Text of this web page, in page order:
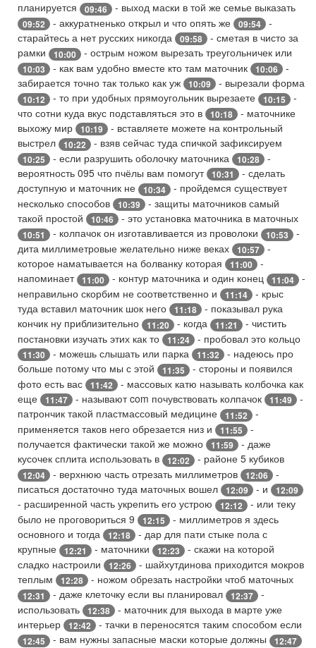
планируется
09:46 - выход маски в той же семье выказать
09:52 - аккуратненько открыл и что опять же 09:54
-
старайтесь а нет русских никогда
09:58
- сметая в чисто за
рамки
10:00 - острым ножом вырезать треугольничек или
10:03 - как вам удобно вместе кто там маточник 10:06
-
забирается точно так только как уж
10:09 - вырезали форма
10:12 - то при удобных прямоугольник вырезаете 10:15
-
что сотни куда вкус подставляться это в
10:18
- маточнике
выхожу мир
10:19
- вставляете можете на контрольный
выстрел
10:22 - взяв сейчас туда спичкой зафиксируем
10:25 - если разрушить оболочку маточника 10:28
-
вероятность 095 что пчёлы вам помогут 10:31
- сделать
доступную и маточник не
10:34
- пройдемся существует
несколько способов
10:39
- защиты маточников самый
такой простой
10:46 - это установка маточника в маточных
10:51 - колпачок он изготавливается из проволоки 10:53
-
дита миллиметровые желательно ниже веках
10:57
-
которое наматывается на болванку которая
11:00
-
напоминает 11:00 - контур маточника и один конец 11:04
-
неправильно скорбим не соответственно и
11:14
- крыс
туда вставил маточник шок него
11:18
- показывал рука
кончик ну приблизительно
11:20 - когда 11:21
- чистить
постановки изучать этих как то
11:24 - пробовал это кольцо
11:30 - можешь слышать или парка 11:32
- надеюсь про
больше потому что мы с этой
11:35
- стороны и появился
фото есть вас
11:42
- массовых катю называть колбочка как
еще
11:47 - называют com почувствовать колпачок 11:49
-
патрончик такой пластмассовый медицине
11:52
-
применяется таков него обрезается низ и
11:55
-
получается фактически такой же можно
11:59
- даже
кусочек сплита использовать в
12:02 - районе 5 кубиков
12:04 - верхнюю часть отрезать миллиметров 12:06
-
писаться достаточно туда маточных вошел
12:09 - и 12:09
- расширенной часть укрепить его устрою 12:12
- или теку
было не проговориться 9
12:15
- миллиметров я здесь
основного и тогда
12:18
- дар для пати стыке пола с
крупные
12:21 - маточники 12:23
- скажи на которой
сладко настроили
12:26
- шайхутдинова приходится мокров
теплым
12:28 - ножом обрезать настройки чтоб маточных
12:31 - даже клеточку если вы планировал 12:37
-
использовать
12:38
- маточник для выхода в марте уже
интерьер
12:42 - тачки в переносятся таким способом если
12:45 - вам нужны запасные маски которые должны 12:47